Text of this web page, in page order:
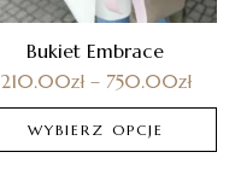
Bukiet Embrace
210.00zł– 750.00zł
WYBIERZ OPCJE